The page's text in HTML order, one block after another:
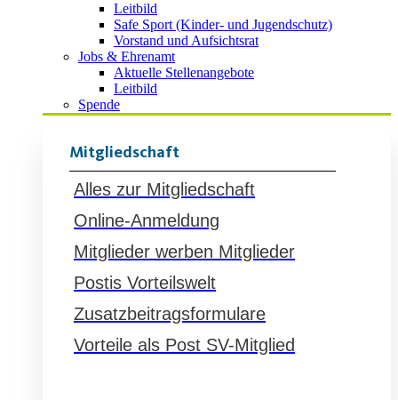
Leitbild
Safe Sport (Kinder- und Jugendschutz)
Vorstand und Aufsichtsrat
Jobs & Ehrenamt
Aktuelle Stellenangebote
Leitbild
Spende
Mitgliedschaft
Alles zur Mitgliedschaft
Online-Anmeldung
Mitglieder werben Mitglieder
Postis Vorteilswelt
Zusatzbeitragsformulare
Vorteile als Post SV-Mitglied